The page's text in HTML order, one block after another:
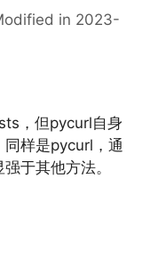
in 2023-
，但pycurl自身
同样是pycurl，通
于其他方法。